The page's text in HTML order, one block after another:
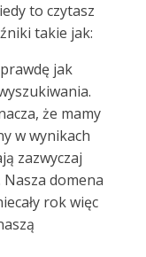
to czytasz
takie jak:
jak
że mamy
w wynikach
zazwyczaj
domena
rok więc